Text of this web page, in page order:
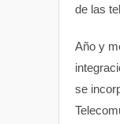
de las
Año y
se